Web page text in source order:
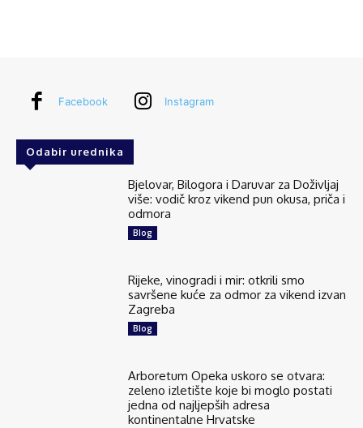
Facebook Instagram
Odabir urednika
Bjelovar, Bilogora i Daruvar za Doživljaj
više: vodič kroz vikend pun okusa, priča i
odmora
Blog
Rijeke, vinogradi i mir: otkrili smo
savršene kuće za odmor za vikend izvan
Zagreba
Blog
Arboretum Opeka uskoro se otvara:
zeleno izletište koje bi moglo postati
jedna od najljepših adresa
kontinentalne Hrvatske